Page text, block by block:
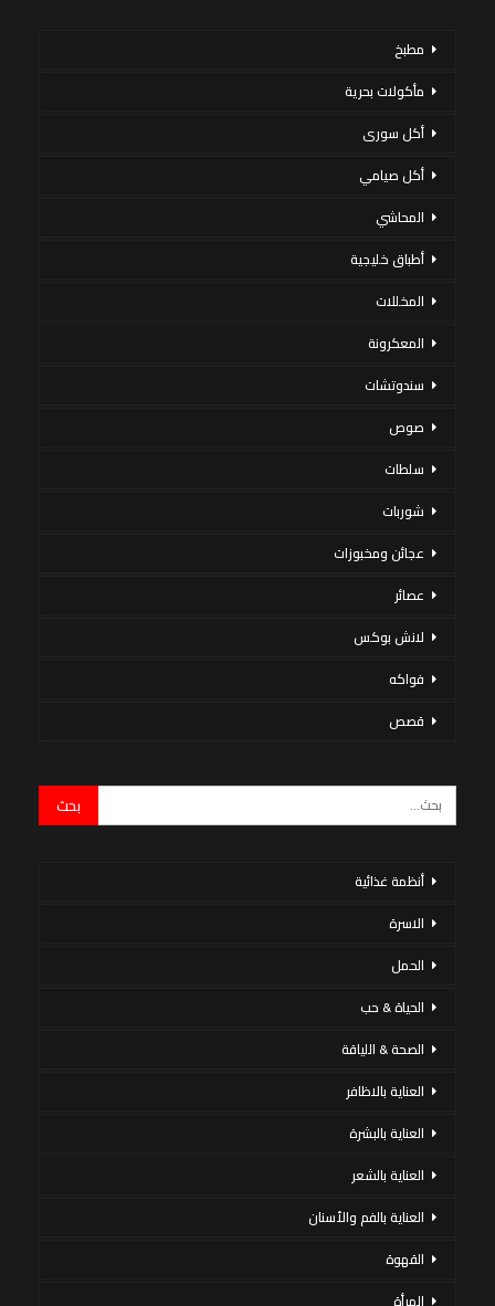
مطبخ
مأكولات بحرية
أكل سورى
أكل صيامي
المحاشي
أطباق خليجية
المخللات
المعكرونة
سندوتشات
صوص
سلطات
شوربات
عجائن ومخبوزات
عصائر
لانش بوكس
فواكه
قصص
أنظمة غذائية
الاسرة
الحمل
الحياة & حب
الصحة & اللياقة
العناية بالاظافر
العناية بالبشرة
العناية بالشعر
العناية بالفم والأسنان
القهوة